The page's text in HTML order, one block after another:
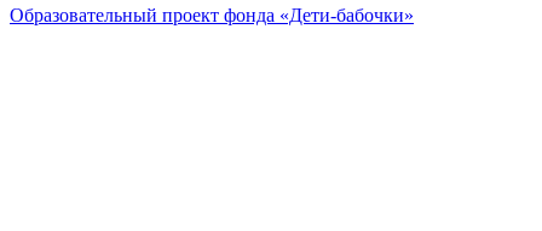
Образовательный проект фонда «Дети-бабочки»